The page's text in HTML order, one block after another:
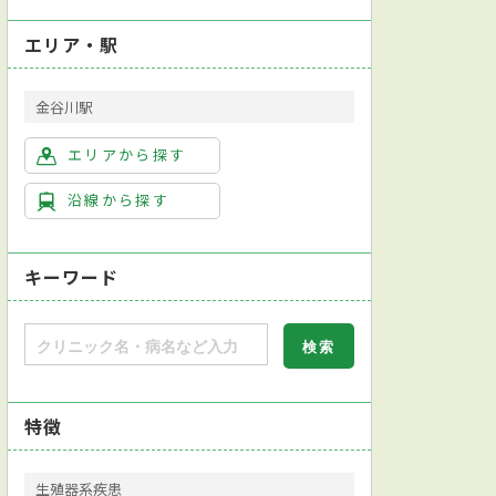
エリア・駅
金谷川駅
エリアから探す
沿線から探す
キーワード
特徴
生殖器系疾患